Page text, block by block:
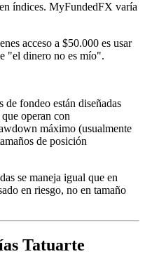
índices. MyFundedFX varía
acceso a $50.000 es usar
"el dinero no es mío".
fondeo están diseñadas
operan con
máximo (usualmente
de posición
se maneja igual que en
en riesgo, no en tamaño
Tatuarte